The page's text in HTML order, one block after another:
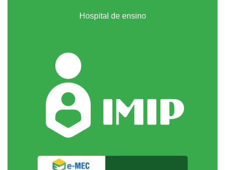
Hospital de ensino